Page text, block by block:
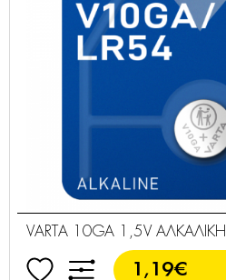
VARTA 10GA 1,5V ΑΛΚΑΛΙΚΗ
1,19€